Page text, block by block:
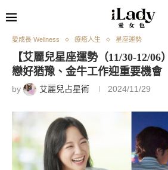
愛成長 Wellness 療癒人生 星座運勢
【艾麗兒星座運勢（11/30-12/
戀好猶豫、金牛工作迎重要機會
by 艾麗兒占星術 2024/11/29